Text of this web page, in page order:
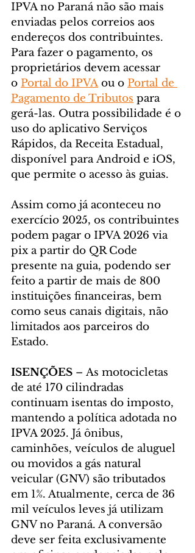
IPVA no Paraná não são mais
enviadas pelos correios aos
endereços dos contribuintes.
Para fazer o pagamento, os
proprietários devem acessar
o Portal do IPVA ou o Portal de
Pagamento de Tributos para
gerá-las. Outra possibilidade é o
uso do aplicativo Serviços
Rápidos, da Receita Estadual,
disponível para Android e iOS,
que permite o acesso às guias.
Assim como já aconteceu no
exercício 2025, os contribuintes
podem pagar o IPVA 2026 via
pix a partir do QR Code
presente na guia, podendo ser
feito a partir de mais de 800
instituições financeiras, bem
como seus canais digitais, não
limitados aos parceiros do
Estado.
ISENÇÕES – As motocicletas
de até 170 cilindradas
continuam isentas do imposto,
mantendo a política adotada no
IPVA 2025. Já ônibus,
caminhões, veículos de aluguel
ou movidos a gás natural
veicular (GNV) são tributados
em 1%. Atualmente, cerca de 36
mil veículos leves já utilizam
GNV no Paraná. A conversão
deve ser feita exclusivamente